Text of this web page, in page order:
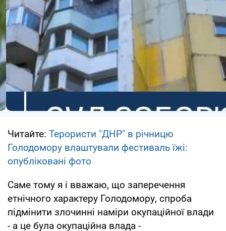
Читайте: Терористи "ДНР" в річницю
Голодомору влаштували фестиваль їжі:
опубліковані фото
Саме тому я і вважаю, що заперечення
етнічного характеру Голодомору, спроба
підмінити злочинні наміри окупаційної влади
- а це була окупаційна влада -